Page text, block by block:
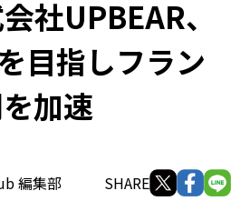
社UPBEAR、
目指しフラン
加速
編集部 SHARE